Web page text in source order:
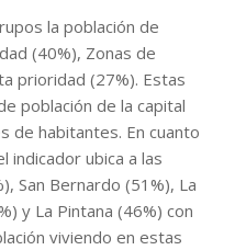
la población de
(40%), Zonas de
prioridad (27%). Estas
población de la capital
de habitantes. En cuanto
indicador ubica a las
San Bernardo (51%), La
y La Pintana (46%) con
viviendo en estas